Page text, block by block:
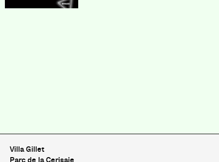
Villa Gillet
Parc de la Cerisaie